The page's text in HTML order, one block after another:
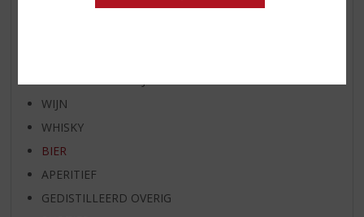
RUM VAN DE MAAND
WIJN
WHISKY
BIER
APERITIEF
GEDISTILLEERD OVERIG